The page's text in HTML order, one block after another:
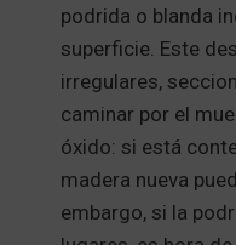
podrida o blanda
superficie. Este
irregulares,
caminar por el
óxido: si está
madera nueva
embargo, si la